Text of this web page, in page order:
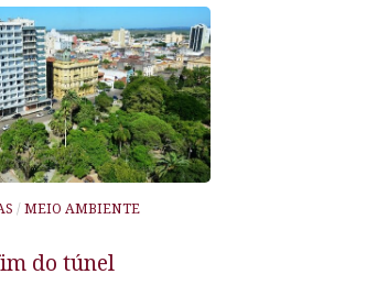
/ MEIO AMBIENTE
do túnel